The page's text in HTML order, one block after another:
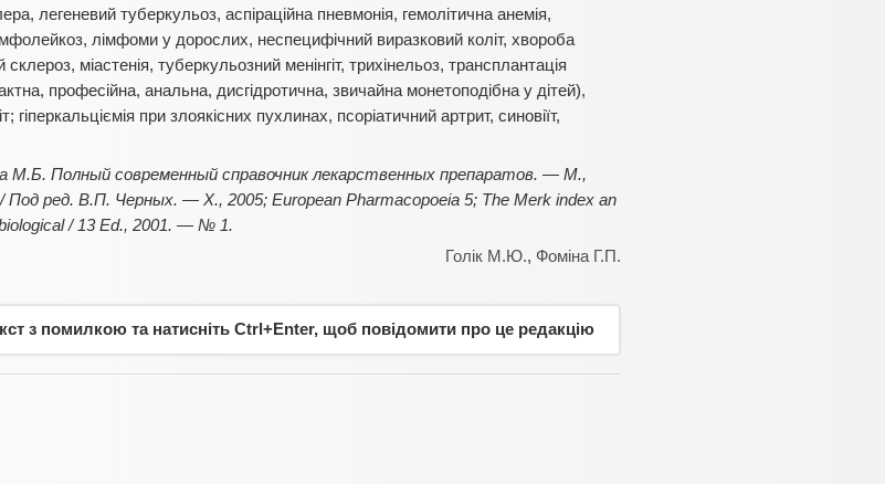
легеневий туберкульоз, аспіраційна пневмонія, гемолітична анемія,
лімфоми у дорослих, неспецифічний виразковий коліт, хвороба
міастенія, туберкульозний менінгіт, трихінельоз, трансплантація
професійна, анальна, дисгідротична, звичайна монетоподібна у дітей),
гіперкальціємія при злоякісних пухлинах, псоріатичний артрит, синовіїт,
Полный современный справочник лекарственных препаратов. — М.,
ред. В.П. Черных. — Х., 2005; European Pharmacopoeia 5; The Merk index an
/ 13 Ed., 2001. — № 1.
Голік М.Ю., Фоміна Г.П.
з помилкою та натисніть Ctrl+Enter, щоб повідомити про це редакцію